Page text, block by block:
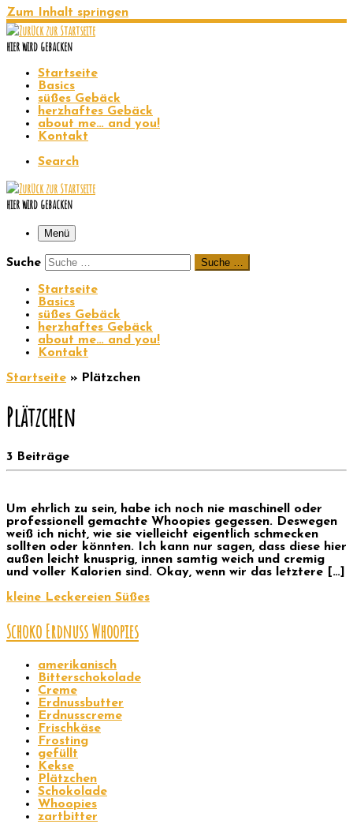
Zum Inhalt springen
hier wird gebacken
Startseite
Basics
süßes Gebäck
herzhaftes Gebäck
about me… and you!
Kontakt
Search
hier wird gebacken
Menü
Suche Suche …
Startseite
Basics
süßes Gebäck
herzhaftes Gebäck
about me… and you!
Kontakt
Startseite » Plätzchen
Plätzchen
3 Beiträge
Um ehrlich zu sein, habe ich noch nie maschinell oder
professionell gemachte Whoopies gegessen. Deswegen
weiß ich nicht, wie sie vielleicht eigentlich schmecken
sollten oder könnten. Ich kann nur sagen, dass diese hier
außen leicht knusprig, innen samtig weich und cremig
und voller Kalorien sind. Okay, wenn wir das letztere […]
kleine Leckereien Süßes
Schoko Erdnuss Whoopies
amerikanisch
Bitterschokolade
Creme
Erdnussbutter
Erdnusscreme
Frischkäse
Frosting
gefüllt
Kekse
Plätzchen
Schokolade
Whoopies
zartbitter